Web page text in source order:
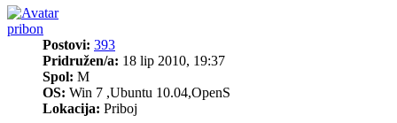
pribon
Postovi: 393
Pridružen/a: 18 lip 2010, 19:37
Spol: M
OS: Win 7 ,Ubuntu 10.04,OpenS
Lokacija: Priboj